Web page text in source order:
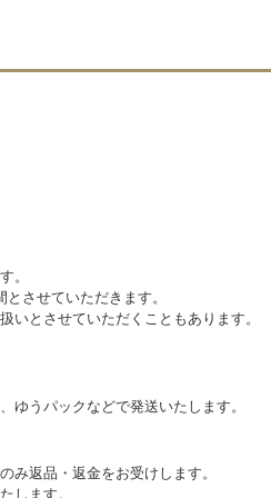
。
させていただきます。
いとさせていただくこともあります。
ゆうパックなどで発送いたします。
み返品・返金をお受けします。
します。